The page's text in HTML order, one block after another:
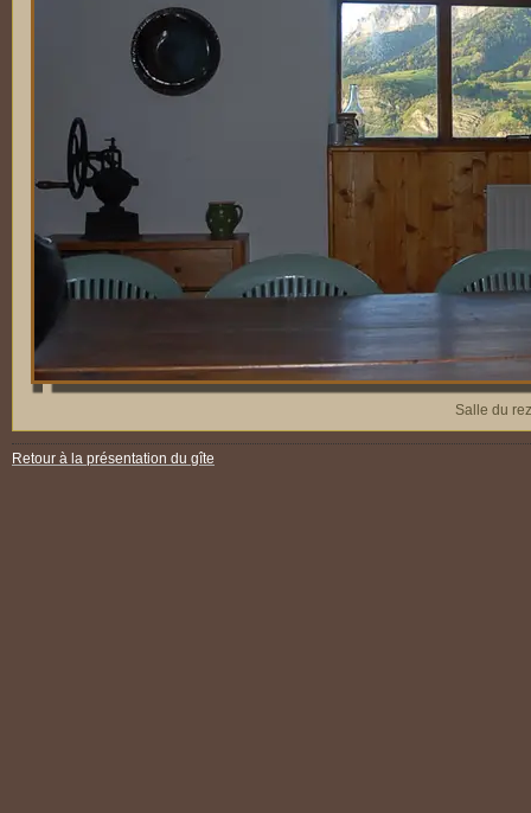
Salle du
Retour à la présentation du gîte